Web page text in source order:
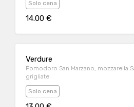
Solo cena
14.00 €
Verdure
Pomodoro San Marzano, mozzarella
grigliate
Solo cena